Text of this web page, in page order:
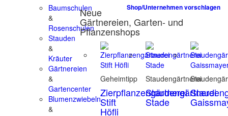
Baumschulen
&
Rosenschulen
Stauden
&
Kräuter
Gärtnereien
&
Gartencenter
Blumenzwiebeln
&
Shop/Unternehmen vorschlagen
Neue
Gärtnereien, Garten- und
Pflanzenshops
Geheimtipp
Zierpflanzengärtnerei
Stift
Höfli
Staudengärtnerei
Staudengärtnerei
Stade